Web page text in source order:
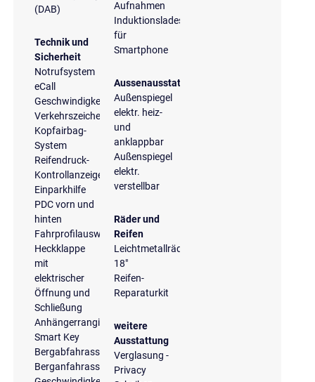
(DAB)
Technik und
Sicherheit
Notrufsystem
eCall
Geschwindigkeitsregelanlage
Verkehrszeichenerkennung
Kopfairbag-
System
Reifendruck-
Kontrollanzeige
Einparkhilfe
PDC vorn und
hinten
Fahrprofilauswahl
Heckklappe
mit
elektrischer
Öffnung und
Schließung
Anhängerrangierassistent
Smart Key
Bergabfahrassistent
Berganfahrassistent
Aufnahmen
Induktionsladeschale
für
Smartphone
Aussenausstattung
Außenspiegel
elektr. heiz-
und
anklappbar
Außenspiegel
elektr.
verstellbar
Räder und
Reifen
Leichtmetallräder
18"
Reifen-
Reparaturkit
weitere
Ausstattung
Verglasung -
Privacy